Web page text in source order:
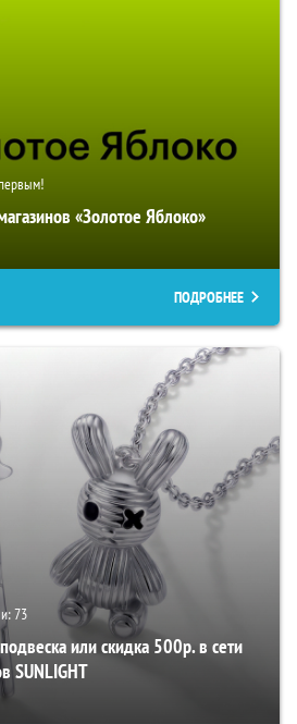
«Золотое Яблоко»
ПОДРОБНЕЕ
73
или скидка 500р. в сети
SUNLIGHT